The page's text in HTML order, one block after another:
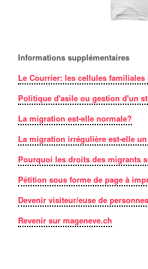
Informations supplémentaires
Le Courrier: les cellules
Politique d'asile ou gestion d'un
La migration est-elle normale?
La migration irrégulière est-elle
Pourquoi les droits des migrants
Pétition sous forme de page à
Devenir visiteur/euse de
Revenir sur mageneve.ch